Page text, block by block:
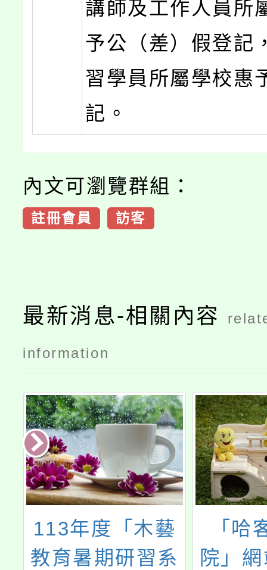
講師及工作人員所
予公（差）假登記
習學員所屬學校惠
記。
內文可瀏覽群組：
註冊會員 訪客
最新消息-相關內容
information
「哈客網路學
院」網站新製日
樂學
統測